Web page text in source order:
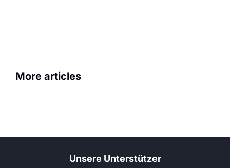
More articles
Unsere Unterstützer